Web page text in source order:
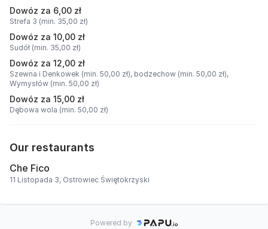
Dowóz za 6,00 zł
Strefa 3 (min. 35,00 zł)
Dowóz za 10,00 zł
Sudół (min. 35,00 zł)
Dowóz za 12,00 zł
Szewna i Denkowek (min. 50,00 zł), bodzechow (min. 50,00 zł),
Wymysłów (min. 50,00 zł)
Dowóz za 15,00 zł
Dębowa wola (min. 50,00 zł)
Our restaurants
Che Fico
11 Listopada 3, Ostrowiec Świętokrzyski
Powered by